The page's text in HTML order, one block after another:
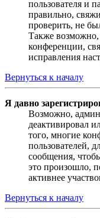
пользователя и
правильно,
проверить, не
Также
конференции,
исправления
Вернуться к началу
Я давно
Возможно,
деактивировал
того, многие
пользователей,
сообщения,
это произошло,
активнее
Вернуться к началу